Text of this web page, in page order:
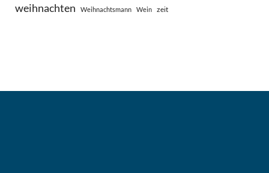
weihnachten
Weihnachtsmann Wein zeit